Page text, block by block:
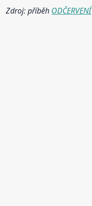
Zdroj: příběh ODČERVENÍ